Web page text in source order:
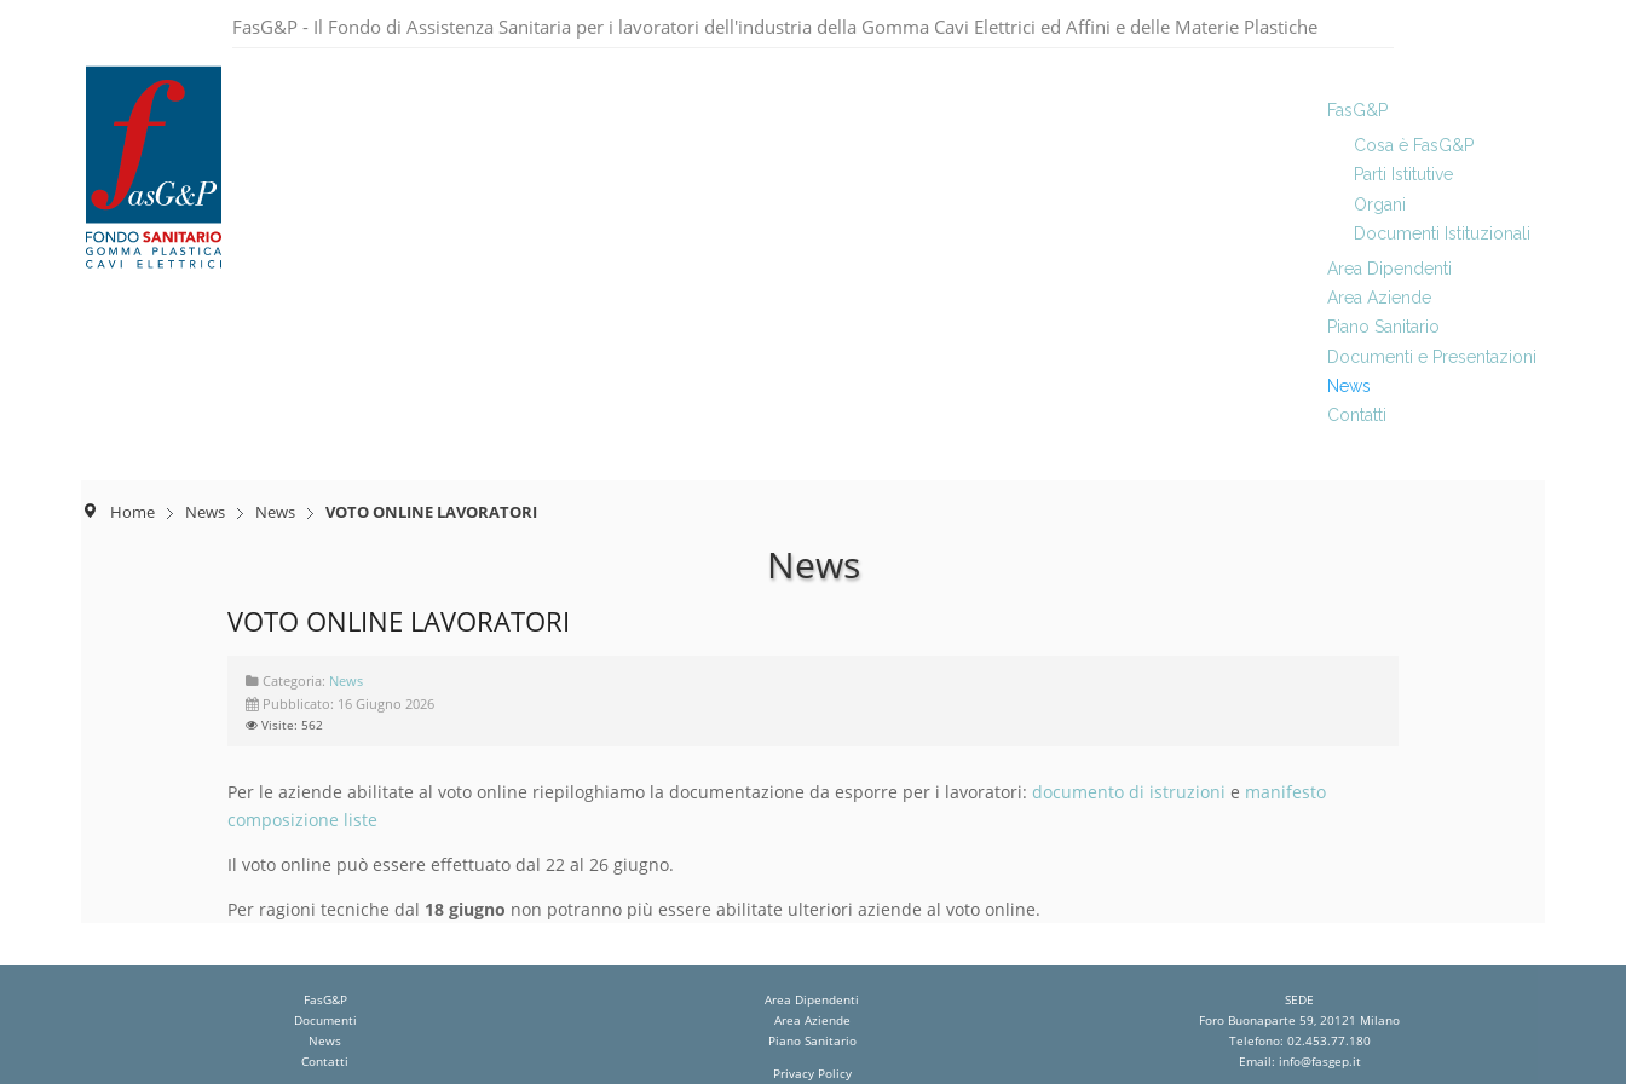
FasG&P - Il Fondo di Assistenza Sanitaria per i lavoratori dell'industria della Gomma Cavi Elettrici ed Affini e delle Materie Plastiche
FasG&P
Cosa è FasG&P
Parti Istitutive
Organi
Documenti Istituzionali
Area Dipendenti
Area Aziende
Piano Sanitario
Documenti e Presentazioni
News
Contatti
Home News News VOTO ONLINE LAVORATORI
News
VOTO ONLINE LAVORATORI
Categoria: News
Pubblicato: 16 Giugno 2026
Visite: 562
Per le aziende abilitate al voto online riepiloghiamo la documentazione da esporre per i lavoratori: documento di istruzioni e manifesto
composizione liste
Il voto online può essere effettuato dal 22 al 26 giugno.
Per ragioni tecniche dal 18 giugno non potranno più essere abilitate ulteriori aziende al voto online.
FasG&P
Documenti
News
Contatti
Area Dipendenti
Area Aziende
Piano Sanitario
Privacy Policy
SEDE
Foro Buonaparte 59, 20121 Milano
Telefono: 02.453.77.180
Email: info@fasgep.it